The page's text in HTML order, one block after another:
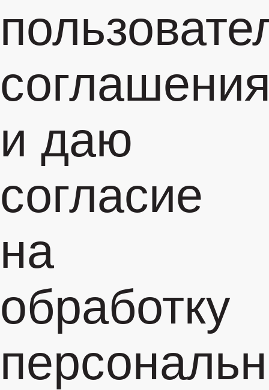
и даю
согласие
на
обработку